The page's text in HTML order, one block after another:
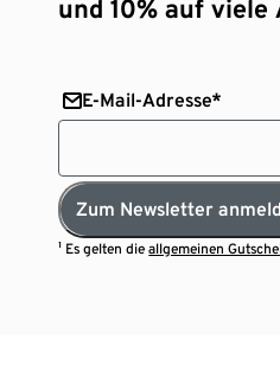
und 10% auf viele
E-Mail-Adresse*
Zum Newsletter
¹ Es gelten dieallgemeinen